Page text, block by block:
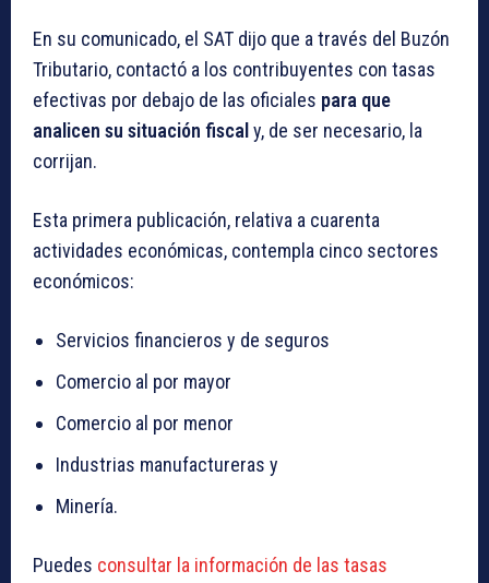
En su comunicado, el SAT dijo que a través del Buzón
Tributario, contactó a los contribuyentes con tasas
efectivas por debajo de las oficiales para que
analicen su situación fiscal y, de ser necesario, la
corrijan.
Esta primera publicación, relativa a cuarenta
actividades económicas, contempla cinco sectores
económicos:
Servicios financieros y de seguros
Comercio al por mayor
Comercio al por menor
Industrias manufactureras y
Minería.
Puedes consultar la información de las tasas